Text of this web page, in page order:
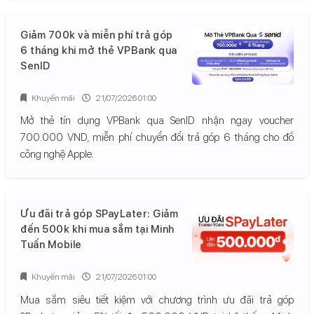
Giảm 700k và miễn phí trả góp
6 tháng khi mở thẻ VPBank qua
SenID
Mở thẻ tín dụng VPBank qua SenID nhận ngay voucher
700.000 VND, miễn phí chuyển đổi trả góp 6 tháng cho đồ
công nghệ Apple.
Khuyến mãi 21/07/2026 01:00
Ưu đãi trả góp SPayLater: Giảm
đến 500k khi mua sắm tại Minh
Tuấn Mobile
Mua sắm siêu tiết kiệm với chương trình ưu đãi trả góp
Khuyến mãi 21/07/2026 01:00